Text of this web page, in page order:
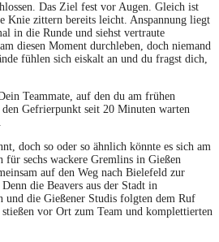
Das Ziel fest vor Augen. Gleich ist
Knie zittern bereits leicht. Anspannung liegt
in die Runde und siehst vertraute
diesen Moment durchleben, doch niemand
fühlen sich eiskalt an und du fragst dich,
Teammate, auf den du am frühen
Gefrierpunkt seit 20 Minuten warten
doch so oder so ähnlich könnte es sich am
für sechs wackere Gremlins in Gießen
auf den Weg nach Bielefeld zur
die Beavers aus der Stadt in
und die Gießener Studis folgten dem Ruf
vor Ort zum Team und komplettierten